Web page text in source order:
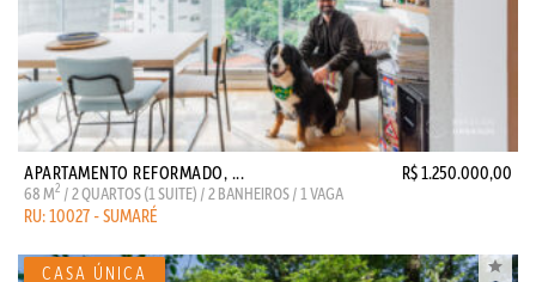
APARTAMENTO REFORMADO, ... R$ 1.250.000,00
68 M2 / 2 QUARTOS (1 SUITE) / 2 BANHEIROS / 1 VAGA
RU: 10027 - SUMARÉ